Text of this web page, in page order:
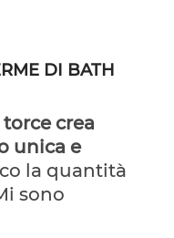
DI BATH
crea
unica e
la quantità
sono